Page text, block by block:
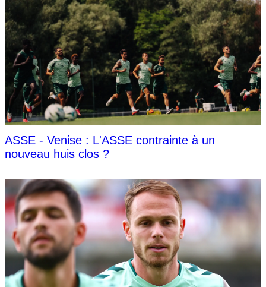
ASSE - Venise : L'ASSE contrainte à un
nouveau huis clos ?